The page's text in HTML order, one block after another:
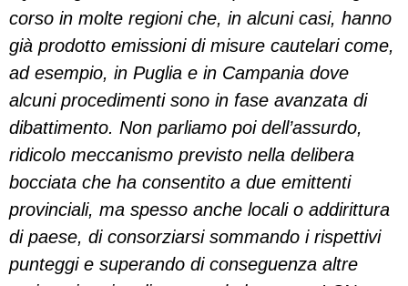
corso in molte regioni che, in alcuni casi, hanno
già prodotto emissioni di misure cautelari come,
ad esempio, in Puglia e in Campania dove
alcuni procedimenti sono in fase avanzata di
dibattimento. Non parliamo poi dell’assurdo,
ridicolo meccanismo previsto nella delibera
bocciata che ha consentito a due emittenti
provinciali, ma spesso anche locali o addirittura
di paese, di consorziarsi sommando i rispettivi
punteggi e superando di conseguenza altre